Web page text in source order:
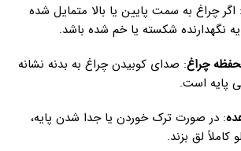
: اگر چراغ به سمت پایین یا بالا متمایل شده
نگهدارنده شکسته یا خم شده باشد.
چراغ: صدای کوبیدن چراغ به بدنه نشانه
پایه است.
: در صورت ترک خوردن یا جدا شدن پایه،
لق بزند.